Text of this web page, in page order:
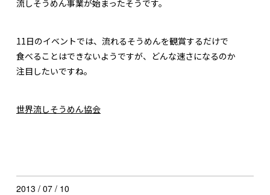
流しそうめん事業が始まったそうです。
11日のイベントでは、流れるそうめんを観賞するだけで
食べることはできないようですが、どんな速さになるのか
注目したいですね。
世界流しそうめん協会
2013 / 07 / 10